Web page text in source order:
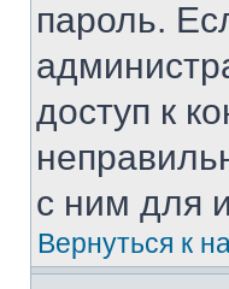
пароль.
доступ к
с ним для
Вернуться к